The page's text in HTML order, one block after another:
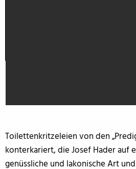
Toilettenkritzeleien von den
konterkariert, die Josef Hader auf
genüssliche und lakonische Art